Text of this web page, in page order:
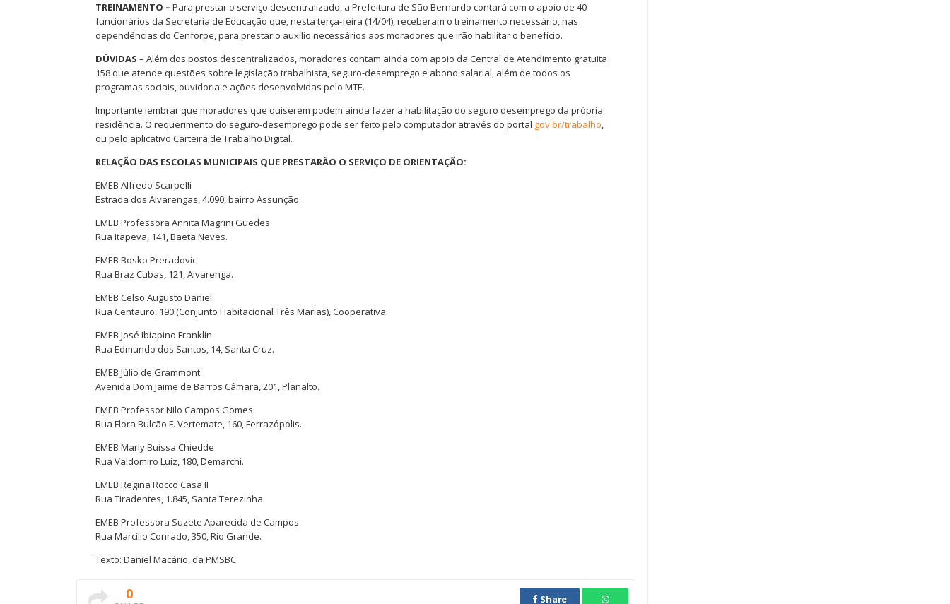
TREINAMENTO – Para prestar o serviço descentralizado, a Prefeitura de São Bernardo contará com o apoio de 40
funcionários da Secretaria de Educação que, nesta terça-feira (14/04), receberam o treinamento necessário, nas
dependências do Cenforpe, para prestar o auxílio necessários aos moradores que irão habilitar o benefício.
DÚVIDAS – Além dos postos descentralizados, moradores contam ainda com apoio da Central de Atendimento gratuita
158 que atende questões sobre legislação trabalhista, seguro-desemprego e abono salarial, além de todos os
programas sociais, ouvidoria e ações desenvolvidas pelo MTE.
Importante lembrar que moradores que quiserem podem ainda fazer a habilitação do seguro desemprego da própria
residência. O requerimento do seguro-desemprego pode ser feito pelo computador através do portal gov.br/trabalho,
ou pelo aplicativo Carteira de Trabalho Digital.
RELAÇÃO DAS ESCOLAS MUNICIPAIS QUE PRESTARÃO O SERVIÇO DE ORIENTAÇÃO:
EMEB Alfredo Scarpelli
Estrada dos Alvarengas, 4.090, bairro Assunção.
EMEB Professora Annita Magrini Guedes
Rua Itapeva, 141, Baeta Neves.
EMEB Bosko Preradovic
Rua Braz Cubas, 121, Alvarenga.
EMEB Celso Augusto Daniel
Rua Centauro, 190 (Conjunto Habitacional Três Marias), Cooperativa.
EMEB José Ibiapino Franklin
Rua Edmundo dos Santos, 14, Santa Cruz.
EMEB Júlio de Grammont
Avenida Dom Jaime de Barros Câmara, 201, Planalto.
EMEB Professor Nilo Campos Gomes
Rua Flora Bulcão F. Vertemate, 160, Ferrazópolis.
EMEB Marly Buissa Chiedde
Rua Valdomiro Luiz, 180, Demarchi.
EMEB Regina Rocco Casa II
Rua Tiradentes, 1.845, Santa Terezinha.
EMEB Professora Suzete Aparecida de Campos
Rua Marcílio Conrado, 350, Rio Grande.
Texto: Daniel Macário, da PMSBC
0 Share